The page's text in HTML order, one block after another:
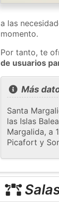
a las
momento.
Por tanto, te
de usuarios
Más
Santa
las Islas
Margalida, a
Picafort y